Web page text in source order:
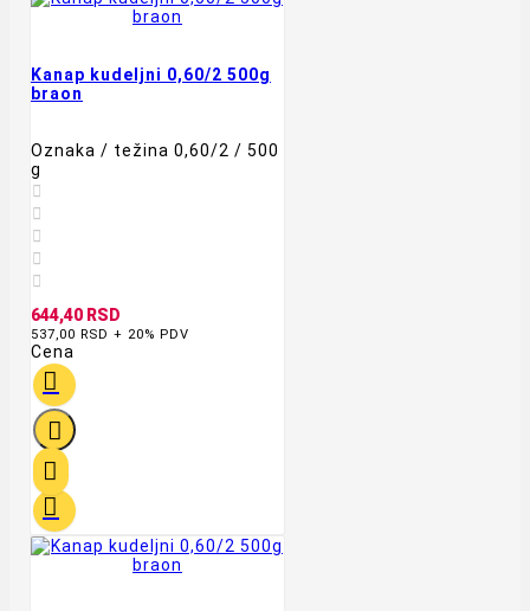
Kanap kudeljni 0,60/2 500g
braon
Oznaka / težina 0,60/2 / 500
g





644,40 RSD
537,00 RSD + 20% PDV
Cena



